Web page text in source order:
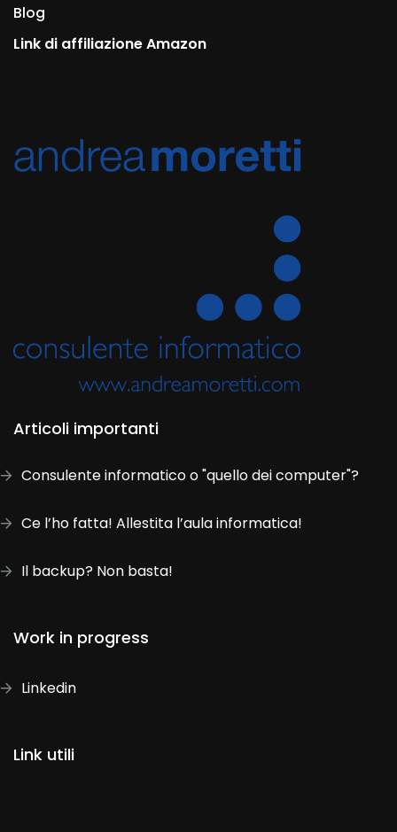
Blog
Link di affiliazione Amazon
Articoli importanti
Consulente informatico o "quello dei computer"?
Ce l’ho fatta! Allestita l’aula informatica!
Il backup? Non basta!
Work in progress
Linkedin
Link utili